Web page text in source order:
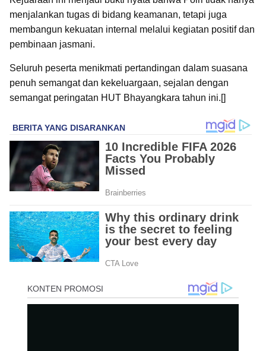
menjalankan tugas di bidang keamanan, tetapi juga
membangun kekuatan internal melalui kegiatan positif dan
pembinaan jasmani.
Seluruh peserta menikmati pertandingan dalam suasana
penuh semangat dan kekeluargaan, sejalan dengan
semangat peringatan HUT Bhayangkara tahun ini.[]